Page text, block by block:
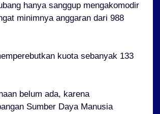
hanya sanggup mengakomodir
minimnya anggaran dari 988
kuota sebanyak 133
belum ada, karena
Sumber Daya Manusia